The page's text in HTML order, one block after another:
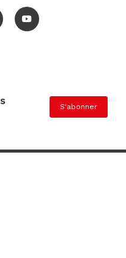
S'abonner